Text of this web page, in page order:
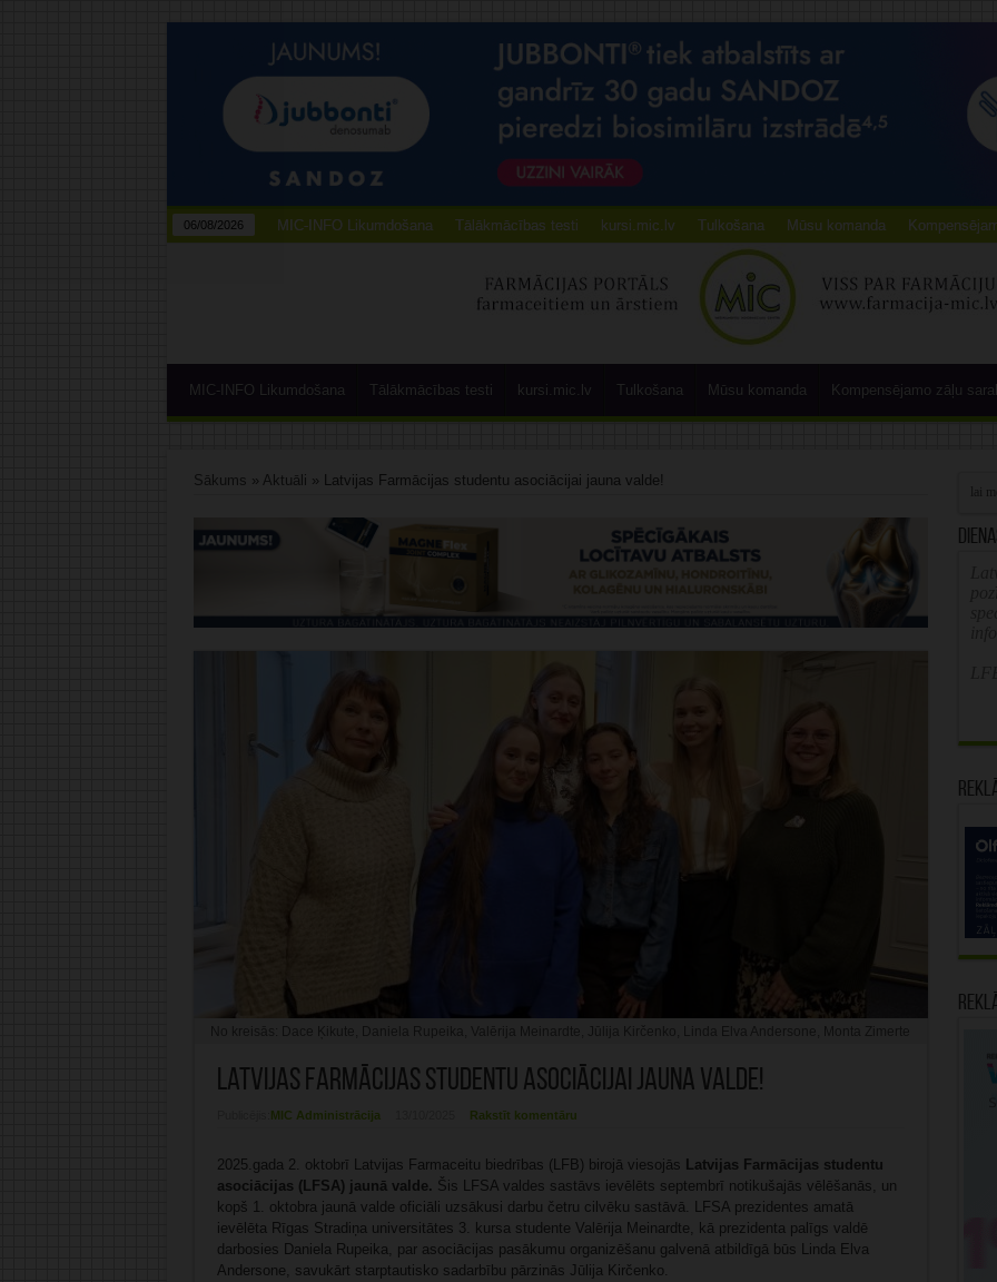
06/08/2026 MIC-INFO Likumdošana Tālākmācības testi kursi.mic.lv Tulkošana Mūsu komanda
MIC-INFO Likumdošana Tālākmācības testi kursi.mic.lv Tulkošana Mūsu komanda Kompensējamo zāļu
Sākums » Aktuāli » Latvijas Farmācijas studentu asociācijai jauna valde!
Latvijas Farmācijas studentu asociācijai jauna valde!
MIC Administrācija Rakstīt komentāru
2025.gada 2. oktobrī Latvijas Farmaceitu biedrības (LFB) birojā viesojās Latvijas Farmācijas studentu
asociācijas (LFSA) jaunā valde. Šis LFSA valdes sastāvs ievēlēts septembrī notikušajās vēlēšanās, un
kopš 1. oktobra jaunā valde oficiāli uzsākusi darbu četru cilvēku sastāvā. LFSA prezidentes amatā
ievēlēta Rīgas Stradiņa universitātes 3. kursa studente Valērija Meinardte, kā prezidenta palīgs valdē
darbosies Daniela Rupeika, par asociācijas pasākumu organizēšanu galvenā atbildīgā būs Linda Elva
Andersone, savukārt starptautisko sadarbību pārzinās Jūlija Kirčenko.